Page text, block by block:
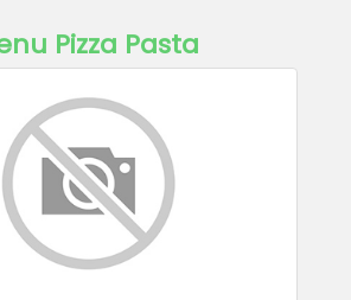
Pizza Pasta